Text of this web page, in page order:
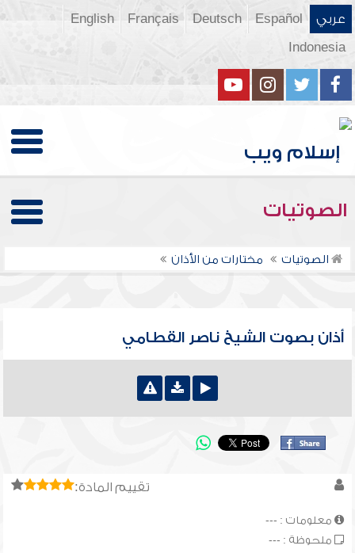
عربي Español
Deutsch
Français
English
Indonesia
الصوتيات
الصوتيات مختارات من الأذان
أذان بصوت الشيخ ناصر القطامي
تقييم المادة:
معلومات : ---
ملحوظة : ---